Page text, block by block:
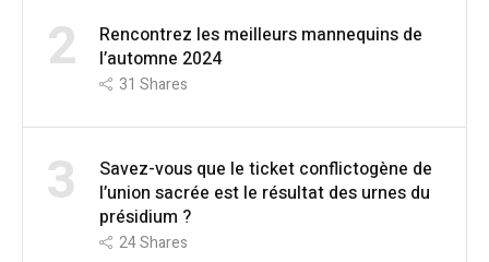
2
Rencontrez les meilleurs mannequins de
l’automne 2024
31 Shares
3
Savez-vous que le ticket conflictogène de
l’union sacrée est le résultat des urnes du
présidium ?
24Shares